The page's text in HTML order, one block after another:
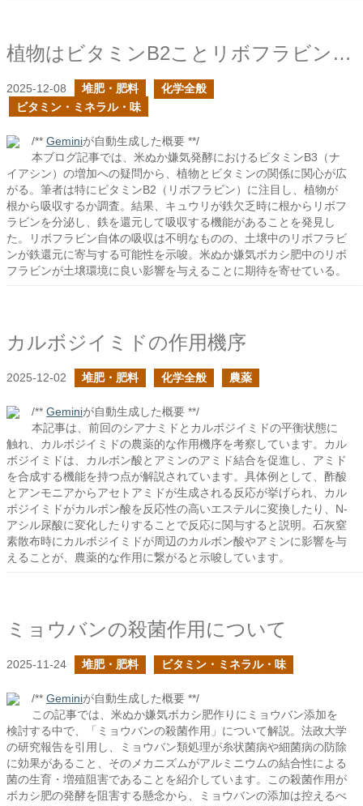
植物はビタミンB2ことリボフラビンを利用するか？
2025-12-08 堆肥・肥料
化学全般
ビタミン・ミネラル・味
/** Geminiが自動生成した概要 **/
本ブログ記事では、米ぬか嫌気発酵におけるビタミンB3（ナ
イアシン）の増加への疑問から、植物とビタミンの関係に関心が広
がる。筆者は特にビタミンB2（リボフラビン）に注目し、植物が
根から吸収するか調査。結果、キュウリが鉄欠乏時に根からリボフ
ラビンを分泌し、鉄を還元して吸収する機能があることを発見し
た。リボフラビン自体の吸収は不明なものの、土壌中のリボフラビ
ンが鉄還元に寄与する可能性を示唆。米ぬか嫌気ボカシ肥中のリボ
フラビンが土壌環境に良い影響を与えることに期待を寄せている。
カルボジイミドの作用機序
2025-12-02 堆肥・肥料 化学全般 農薬
/** Geminiが自動生成した概要 **/
本記事は、前回のシアナミドとカルボジイミドの平衡状態に
触れ、カルボジイミドの農薬的な作用機序を考察しています。カル
ボジイミドは、カルボン酸とアミンのアミド結合を促進し、アミド
を合成する機能を持つ点が解説されています。具体例として、酢酸
とアンモニアからアセトアミドが生成される反応が挙げられ、カル
ボジイミドがカルボン酸を反応性の高いエステルに変換したり、N-
アシル尿酸に変化したりすることで反応に関与すると説明。石灰窒
素散布時にカルボジイミドが周辺のカルボン酸やアミンに影響を与
えることが、農薬的な作用に繋がると示唆しています。
ミョウバンの殺菌作用について
2025-11-24 堆肥・肥料 ビタミン・ミネラル・味
/** Geminiが自動生成した概要 **/
この記事では、米ぬか嫌気ボカシ肥作りにミョウバン添加を
検討する中で、「ミョウバンの殺菌作用」について解説。法政大学
の研究報告を引用し、ミョウバン類処理が糸状菌病や細菌病の防除
に効果があること、そのメカニズムがアルミニウムの結合性による
菌の生育・増殖阻害であることを紹介しています。この殺菌作用が
ボカシ肥の発酵を阻害する懸念から、ミョウバンの添加は控えるべ